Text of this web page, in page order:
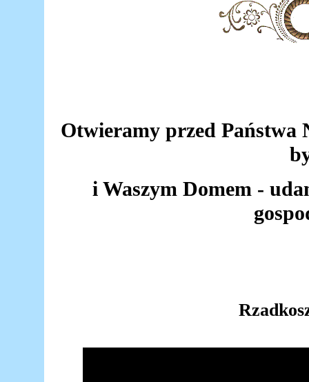
Otwieramy przed Państwa
i Waszym Domem -